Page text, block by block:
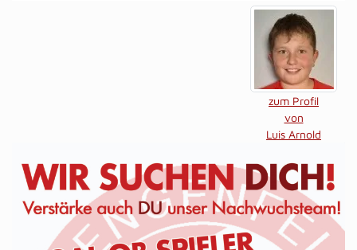
zum Profil
von
Luis Arnold